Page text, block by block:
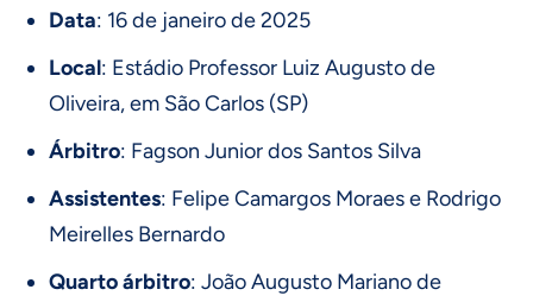
Data: 16 de janeiro de 2025
Local: Estádio Professor Luiz Augusto de
Oliveira, em São Carlos (SP)
Árbitro: Fagson Junior dos Santos Silva
Assistentes: Felipe Camargos Moraes e Rodrigo
Meirelles Bernardo
Quarto árbitro: João Augusto Mariano de